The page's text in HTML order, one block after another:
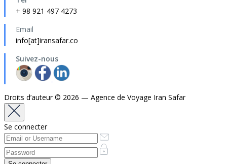
+ 98 921 497 4273
Email
info[at]iransafar.co
Suivez-nous
Droits d’auteur © 2026 — Agence de Voyage Iran Safar
Se connecter